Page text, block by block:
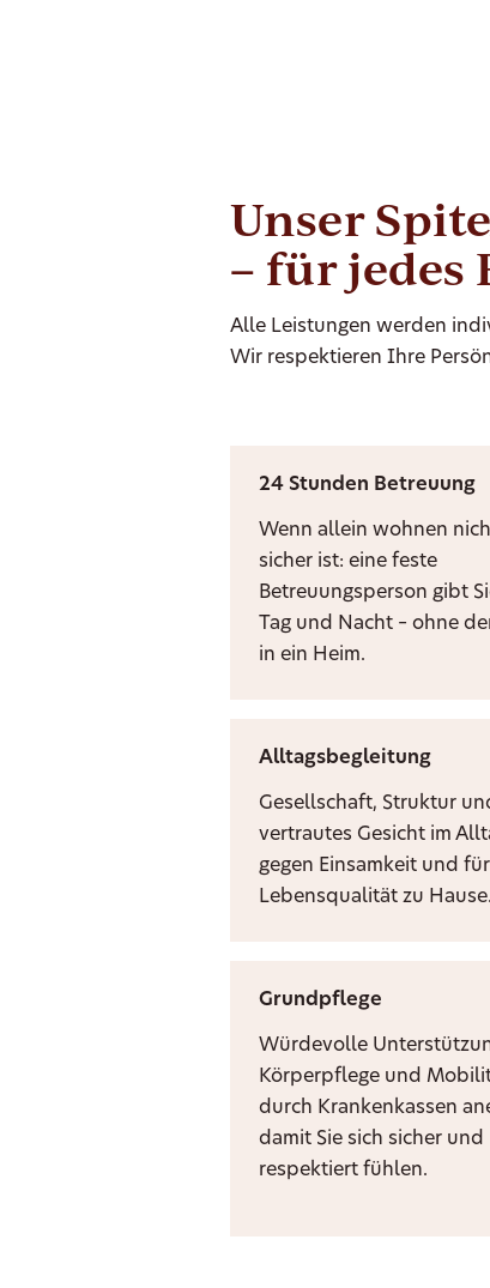
Unser
– für jedes
Alle Leistungen werden
Wir respektieren Ihre
24 Stunden Betreuung
Wenn allein wohnen
sicher ist: eine feste
Betreuungsperson gibt
Tag und Nacht – ohne
in ein Heim.
Alltagsbegleitung
Gesellschaft, Struktur
vertrautes Gesicht im
gegen Einsamkeit und
Lebensqualität zu Hause.
Grundpflege
Würdevolle
Körperpflege und
durch Krankenkassen
damit Sie sich sicher und
respektiert fühlen.